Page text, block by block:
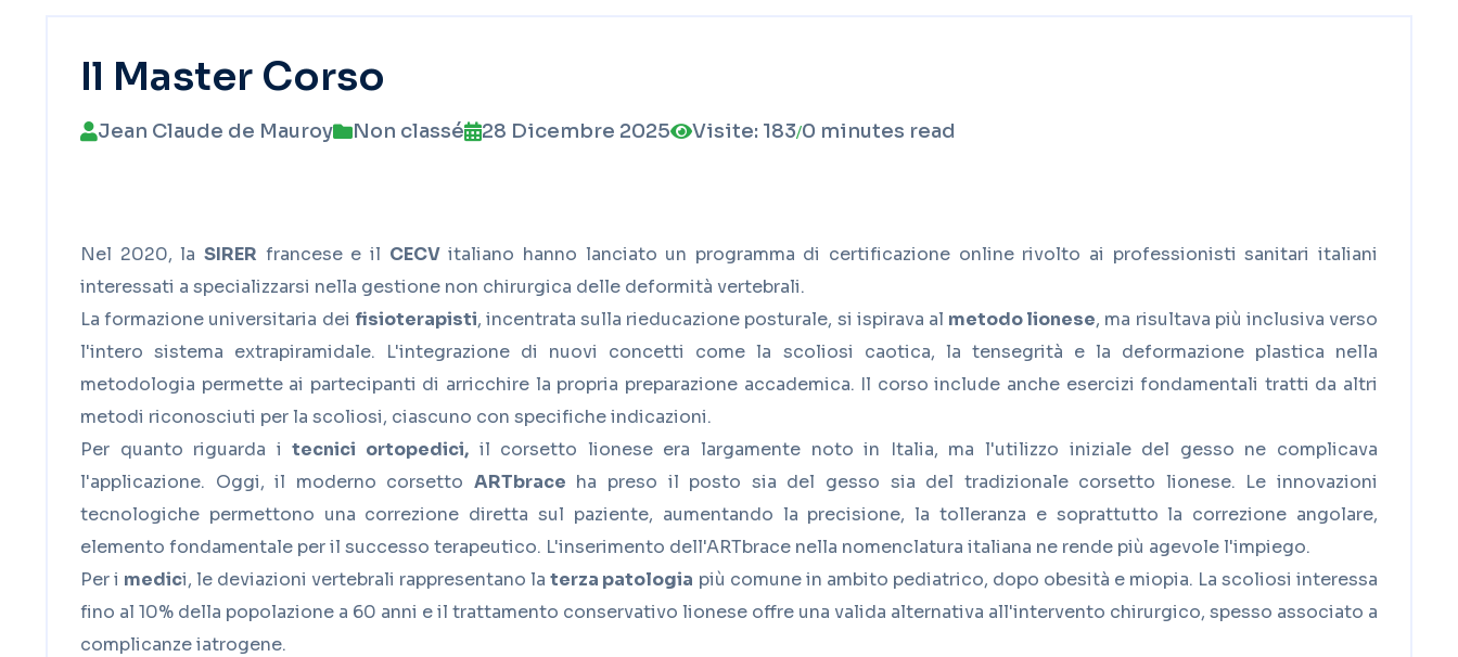
Il Master Corso
Jean Claude de Mauroy Non classé 28 Dicembre 2025 Visite: 183 0 minutes read
Nel 2020, la SIRER francese e il CECVitaliano hanno lanciato un programma di certificazione online rivolto ai professionisti sanitari italiani
interessati a specializzarsi nella gestione non chirurgica delle deformità vertebrali.
La formazione universitaria dei fisioterapisti, incentrata sulla rieducazione posturale, si ispirava al metodo lionese, ma risultava più inclusiva verso
l'intero sistema extrapiramidale. L'integrazione di nuovi concetti come la scoliosi caotica, la tensegrità e la deformazione plastica nella
metodologia permette ai partecipanti di arricchire la propria preparazione accademica. Il corso include anche esercizi fondamentali tratti da altri
metodi riconosciuti per la scoliosi, ciascuno con specifiche indicazioni.
Per quanto riguarda itecnici ortopedici, il corsetto lionese era largamente noto in Italia, ma l'utilizzo iniziale del gesso ne complicava
l'applicazione. Oggi, il moderno corsetto ARTbrace ha preso il posto sia del gesso sia del tradizionale corsetto lionese. Le innovazioni
tecnologiche permettono una correzione diretta sul paziente, aumentando la precisione, la tolleranza e soprattutto la correzione angolare,
elemento fondamentale per il successo terapeutico. L'inserimento dell'ARTbrace nella nomenclatura italiana ne rende più agevole l'impiego.
Per i medici, le deviazioni vertebrali rappresentano laterza patologia più comune in ambito pediatrico, dopo obesità e miopia. La scoliosi interessa
fino al 10% della popolazione a 60 anni e il trattamento conservativo lionese offre una valida alternativa all'intervento chirurgico, spesso associato a
complicanze iatrogene.